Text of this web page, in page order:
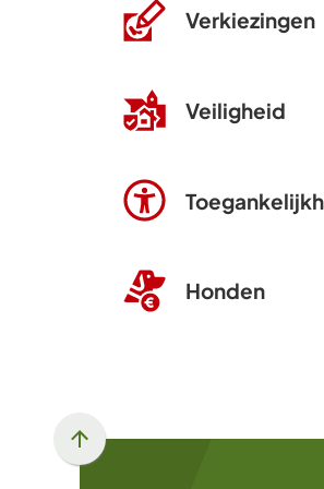
Verkiezingen
Veiligheid
Honden
Scroll